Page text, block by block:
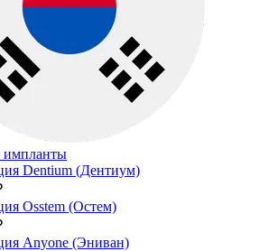
импланты
Dentium (Дентиум)
Osstem (Остем)
Anyone (Эниван)